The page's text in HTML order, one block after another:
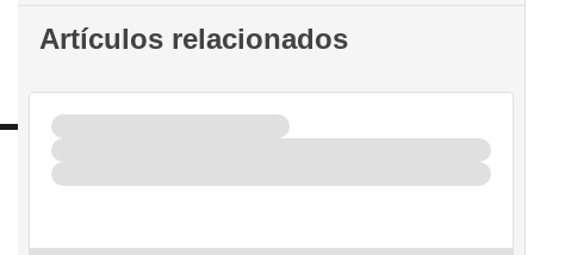
Artículos relacionados